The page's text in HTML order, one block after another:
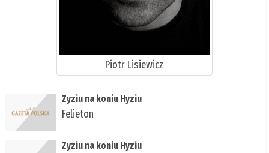
Piotr Lisiewicz
Zyziu na koniu Hyziu
Felieton
Zyziu na koniu Hyziu